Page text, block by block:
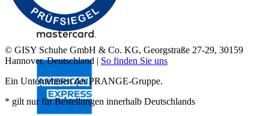
© GISY Schuhe GmbH & Co. KG, Georgstraße 27-29, 30159
Hannover, Deutschland | So finden Sie uns
Ein Unternehmen der PRANGE-Gruppe.
* gilt nur für Bestellungen innerhalb Deutschlands